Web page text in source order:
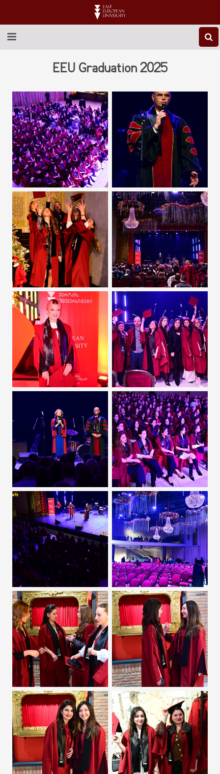
EDUCATION
RESEARCH
INTERNATIONAL
LIBRARY
STUDENT LIFE
CONTACT US
EEU Graduation 2025